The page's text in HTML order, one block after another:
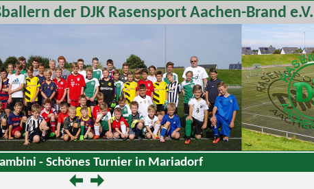
der DJK Rasensport Aachen-Brand e.V.
- Schönes Turnier in Mariadorf